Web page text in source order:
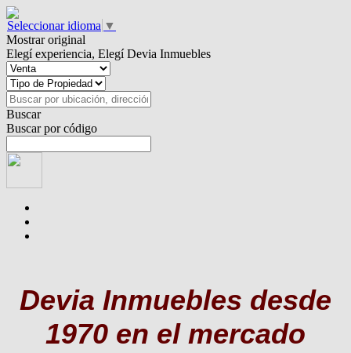
Seleccionar idioma ▼
Mostrar original
Elegí experiencia, Elegí Devia Inmuebles
Buscar
Buscar por código
Devia Inmuebles desde
1970 en el mercado